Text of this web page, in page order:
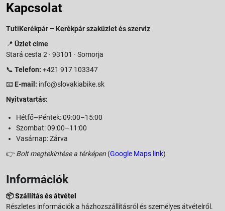
Kapcsolat
TutiKerékpár – Kerékpár szaküzlet és szerviz
📍 Üzlet címe
Stará cesta 2 · 93101 · Somorja
📞 Telefon: +421 917 103347
📧 E-mail: info@slovakiabike.sk
Nyitvatartás:
Hétfő–Péntek: 09:00–15:00
Szombat: 09:00–11:00
Vasárnap: Zárva
👉 Bolt megtekintése a térképen (Google Maps link)
Információk
📦Szállítás és átvétel
Részletes információk a házhozszállításról és személyes átvételről.